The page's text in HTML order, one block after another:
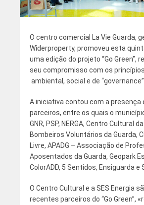
O centro comercial La Vie Guarda,
Widerproperty, promoveu esta
uma edição do projeto “Go Green”,
seu compromisso com os princípios
ambiental, social e de
A iniciativa contou com a presença
parceiros, entre os quais o
GNR, PSP, NERGA, Centro Cultural
Bombeiros Voluntários da Guarda,
Livre, APADG – Associação de
Aposentados da Guarda, Geopark
ColorADD, 5 Sentidos, Ensiguarda e
O Centro Cultural e a SES Energia
recentes parceiros do “Go Green”,